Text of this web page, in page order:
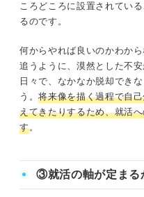
ころどころに設置されてい
るのです。
何からやれば良いのかわか
追うように、漠然とした不
日々で、なかなか脱却でき
う。将来像を描く過程で自
えてきたりするため、就活
す。
③就活の軸が定まる